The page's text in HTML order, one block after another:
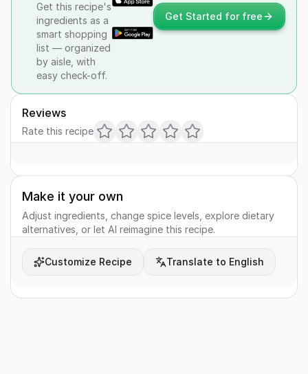
Get this recipe's
ingredients as a
smart shopping
list — organized
by aisle, with
easy check-off.
Get Started for free
Reviews
Rate this recipe
Make it your own
Adjust ingredients, change spice levels, explore dietary
alternatives, or let AI reimagine this recipe.
Customize Recipe Translate to English